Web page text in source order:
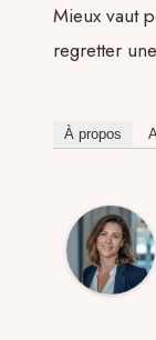
Mieux vaut
regretter
À propos